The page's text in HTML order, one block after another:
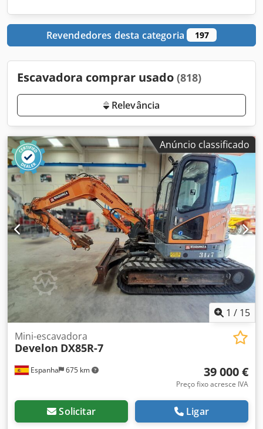
Revendedores desta categoria 197
Escavadora comprar usado (818)
Relevância
Anúncio classificado
1 / 15
Espanha 675 km
Mini-escavadora
Develon DX85R-7
39 000 €
Preço fixo acresce IVA
Solicitar Ligar